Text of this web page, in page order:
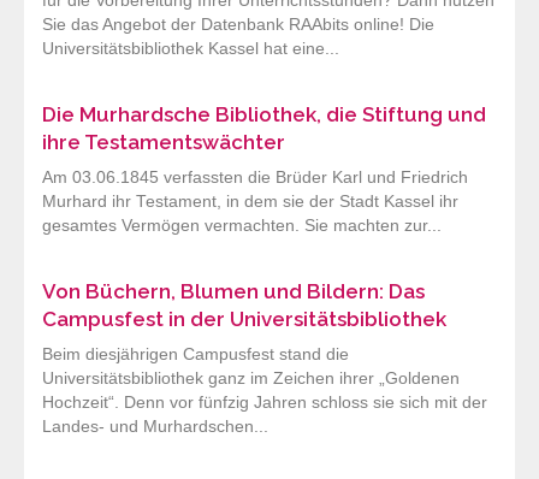
Sie das Angebot der Datenbank RAAbits online! Die
Universitätsbibliothek Kassel hat eine...
Die Murhardsche Bibliothek, die Stiftung und
ihre Testamentswächter
Am 03.06.1845 verfassten die Brüder Karl und Friedrich
Murhard ihr Testament, in dem sie der Stadt Kassel ihr
gesamtes Vermögen vermachten. Sie machten zur...
Von Büchern, Blumen und Bildern: Das
Campusfest in der Universitätsbibliothek
Beim diesjährigen Campusfest stand die
Universitätsbibliothek ganz im Zeichen ihrer „Goldenen
Hochzeit“. Denn vor fünfzig Jahren schloss sie sich mit der
Landes- und Murhardschen...